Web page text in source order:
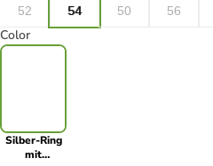
52
54 50 56
Color
Silber-Ring
mit